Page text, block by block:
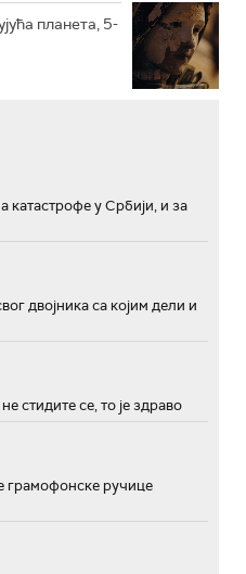
планета, 5-
катастрофе у Србији, и за
двојника са којим дели и
стидите се, то је здраво
грамофонске ручице